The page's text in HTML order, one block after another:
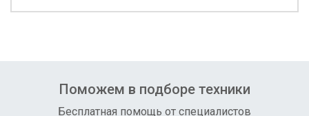
Поможем в подборе техники
Бесплатная помощь от специалистов